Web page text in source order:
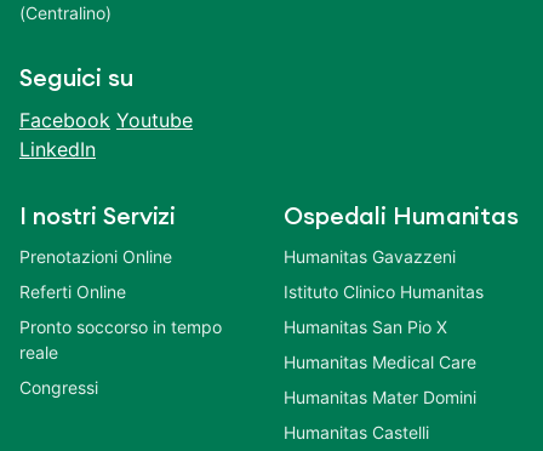
(Centralino)
Seguici su
Facebook Youtube
LinkedIn
I nostri Servizi
Prenotazioni Online
Referti Online
Pronto soccorso in tempo
reale
Congressi
Ospedali Humanitas
Humanitas Gavazzeni
Istituto Clinico Humanitas
Humanitas San Pio X
Humanitas Medical Care
Humanitas Mater Domini
Humanitas Castelli